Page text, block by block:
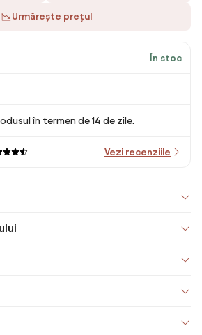
Urmărește prețul
În stoc
în termen de 14 de zile.
Vezi recenziile